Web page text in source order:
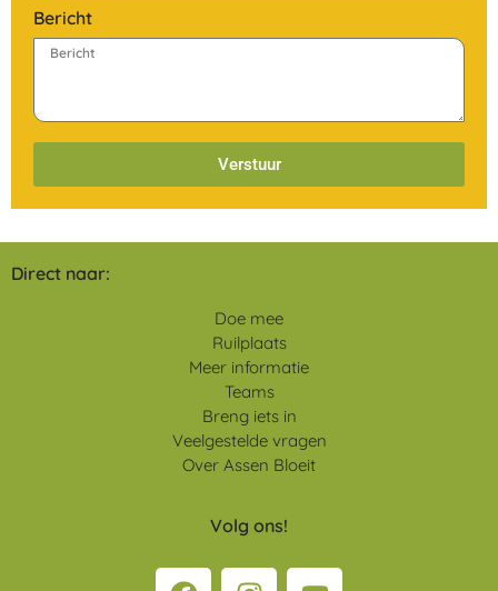
Bericht
Verstuur
Direct naar:
Doe mee
Ruilplaats
Meer informatie
Teams
Breng iets in
Veelgestelde vragen
Over Assen Bloeit
Volg ons!